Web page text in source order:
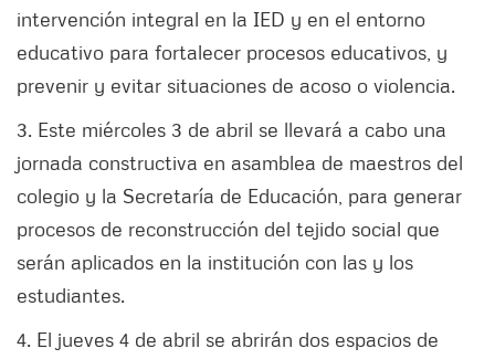
intervención integral en la IED y en el entorno
educativo para fortalecer procesos educativos, y
prevenir y evitar situaciones de acoso o violencia.
3. ⁠Este miércoles 3 de abril se llevará a cabo una
jornada constructiva en asamblea de maestros del
colegio y la Secretaría de Educación, para generar
procesos de reconstrucción del tejido social que
serán aplicados en la institución con las y los
estudiantes.
4. ⁠El jueves 4 de abril se abrirán dos espacios de